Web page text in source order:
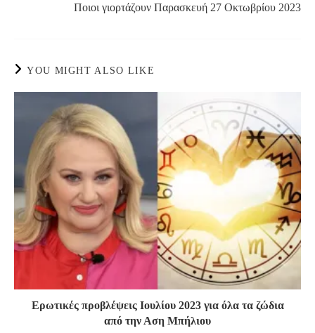
Ποιοι γιορτάζουν Παρασκευή 27 Οκτωβρίου 2023
YOU MIGHT ALSO LIKE
Ερωτικές προβλέψεις Ιουλίου 2023 για όλα τα ζώδια
από την Αση Μπήλιου